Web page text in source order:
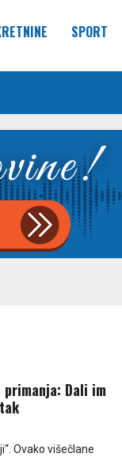
SPORT
Dali im
Ovako višečlane